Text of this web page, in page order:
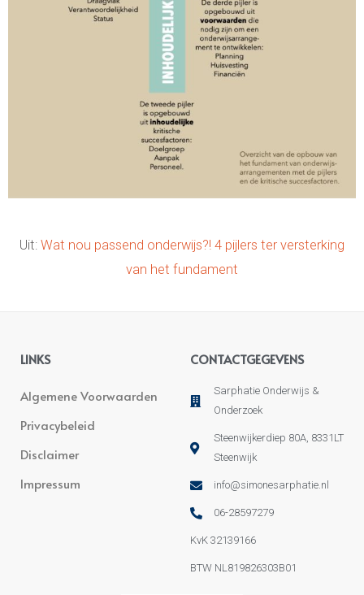
Uit: Wat nou passend onderwijs?! 4 pijlers ter versterking
van het fundament
LINKS
Algemene Voorwaarden
Privacybeleid
Disclaimer
Impressum
CONTACTGEGEVENS
Sarphatie Onderwijs &
Onderzoek
Steenwijkerdiep 80A, 8331LT
Steenwijk
info@simonesarphatie.nl
06-28597279
KvK 32139166
BTW NL819826303B01